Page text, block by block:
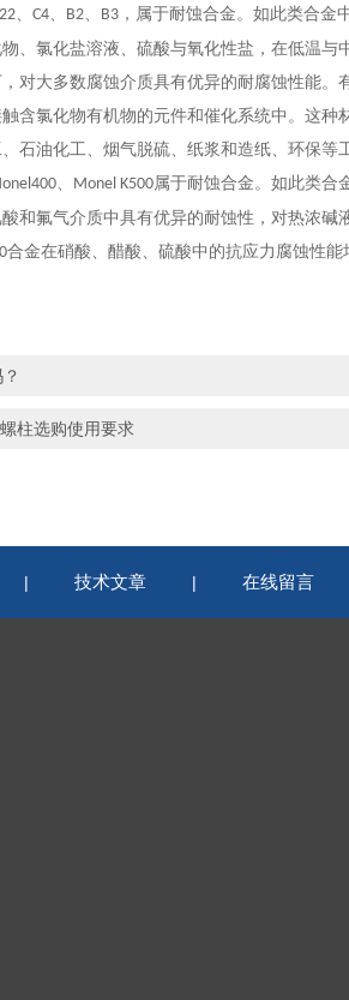
、 C4、 B2、 B3 ，属于耐蚀合金。 如此类合金
、氯化盐溶液、 硫酸与氧化性盐，在低温与
对大多数腐蚀介质具有优异的耐腐蚀性能。
含氯化物有机物的元件和催化系统中。这
石油化工、烟气脱硫、纸浆和造纸、环保等
、 Monel K500属于耐蚀合金。 如此类合
和氟气介质中具有优异的耐蚀性，对热浓碱
合金在硝酸、醋酸、 硫酸中的抗应力腐蚀性能
柱选购使用要求
| 技术文章 | 在线留言